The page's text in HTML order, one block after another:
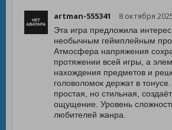
artman-555341 8 октября
Эта игра предложила
необычным геймплейным
Атмосфера напряжения
протяжении всей игры, а
нахождения предметов и
головоломок держат в
простая, но стильная,
ощущение. Уровень
любителей жанра.